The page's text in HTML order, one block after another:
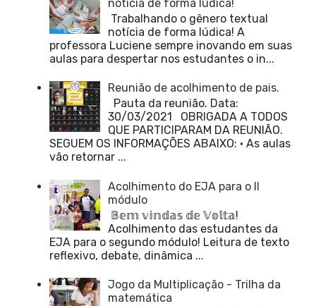
notícia de forma lúdica!
Trabalhando o gênero textual
notícia de forma lúdica! A
professora Luciene sempre inovando em suas
aulas para despertar nos estudantes o in...
Reunião de acolhimento de pais.
Pauta da reunião. Data:
30/03/2021 OBRIGADA A TODOS
QUE PARTICIPARAM DA REUNIÃO.
SEGUEM OS INFORMAÇÕES ABAIXO: • As aulas
vão retornar ...
Acolhimento do EJA para o II
módulo
𝔹𝕖𝕞 𝕧𝕚𝕟𝕕𝕒𝕤 𝕕𝕖 𝕍𝕠𝕝𝕥𝕒!
Acolhimento das estudantes da
EJA para o segundo módulo! Leitura de texto
reflexivo, debate, dinâmica ...
Jogo da Multiplicação - Trilha da
matemática